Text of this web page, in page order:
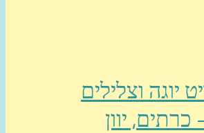
וצלילים
יוון